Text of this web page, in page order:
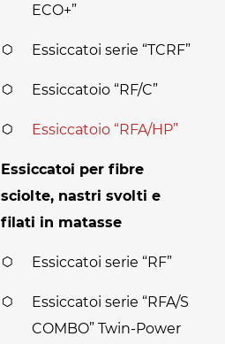
ECO+”
Essiccatoi serie “TCRF”
Essiccatoio “RF/C”
Essiccatoio “RFA/HP”
Essiccatoi per fibre
sciolte, nastri svolti e
filati in matasse
Essiccatoi serie “RF”
Essiccatoi serie “RFA/S
COMBO” Twin-Power